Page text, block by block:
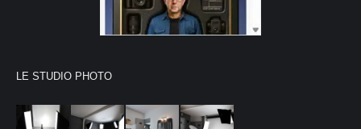
LE STUDIO PHOTO